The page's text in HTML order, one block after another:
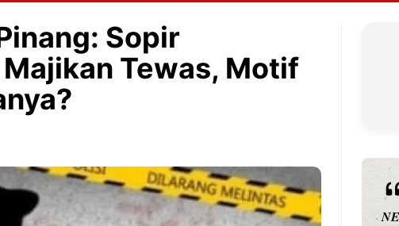
Sopir
Tewas, Motif
NEWS TNG– Pernah gak sih
NEWS TNG– Siapa